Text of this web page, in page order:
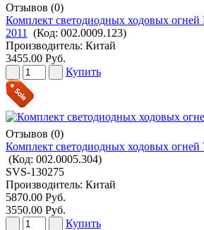
Отзывов (0)
Комплект светодиодных ходовых
2011
(Код: 002.0009.123)
Производитель: Китай
3455.00 Руб.
Купить
Отзывов (0)
Комплект светодиодных ходовых
(Код: 002.0005.304)
SVS-130275
Производитель: Китай
5870.00 Руб.
3550.00 Руб.
Купить